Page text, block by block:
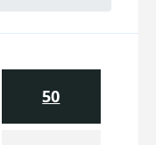
50